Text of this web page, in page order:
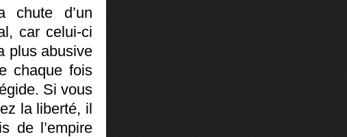
chute d’un
car celui-ci
plus abusive
chaque fois
Si vous
la liberté, il
de l’empire